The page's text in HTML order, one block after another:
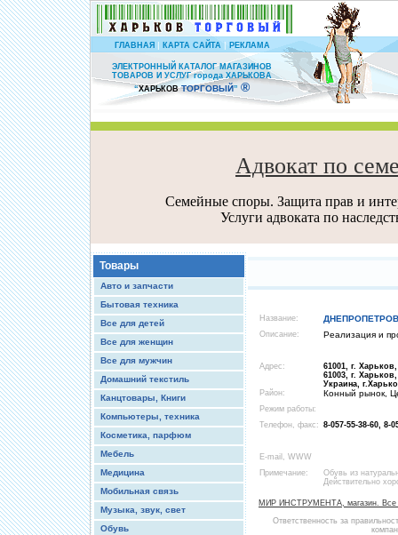
ГЛАВНАЯ| КАРТА САЙТА | РЕКЛАМА
ЭЛЕКТРОННЫЙ КАТАЛОГ МАГАЗИНОВ
ТОВАРОВ И УСЛУГ города ХАРЬКОВА
“ХАРЬКОВ ТОРГОВЫЙ” ®
Адвокат по
Семейные споры. Защита прав и
Услуги адвоката по
Товары
Авто и запчасти
Бытовая техника
Все для детей
Все для женщин
Все для мужчин
Домашний текстиль
Канцтовары, Книги
Компьютеры, техника
Косметика, парфюм
Мебель
Медицина
Мобильная связь
Музыка, звук, свет
Обувь
Название:
Описание: Реализация и
Адрес:
61001, г.
61003, г.
Украина,
Район:
Конный рынок,
Режим работы:
Телефон, факс: 8-057-55-38-60, 8-
E-mail, WWW
Примечание:
Обувь из
Действительно
МИР ИНСТРУМЕНТА, магазин. Все
Ответственность за